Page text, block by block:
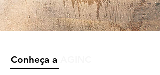
Conheça a